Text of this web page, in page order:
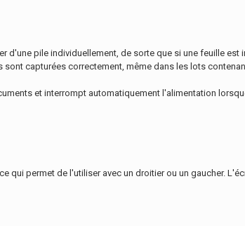
pile individuellement, de sorte que si une feuille
capturées correctement, même dans les lots
et interrompt automatiquement l'alimentation
qui permet de l'utiliser avec un droitier ou un gaucher.